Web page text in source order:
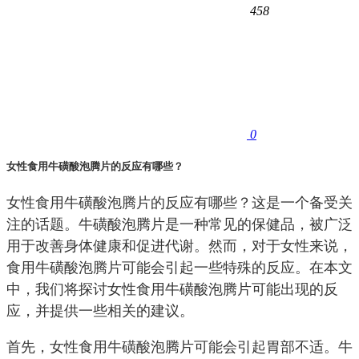
458
0
女性食用牛磺酸泡腾片的反应有哪些？
女性食用牛磺酸泡腾片的反应有哪些？这是一个备受关
注的话题。牛磺酸泡腾片是一种常见的保健品，被广泛
用于改善身体健康和促进代谢。然而，对于女性来说，
食用牛磺酸泡腾片可能会引起一些特殊的反应。在本文
中，我们将探讨女性食用牛磺酸泡腾片可能出现的反
应，并提供一些相关的建议。
首先，女性食用牛磺酸泡腾片可能会引起胃部不适。牛